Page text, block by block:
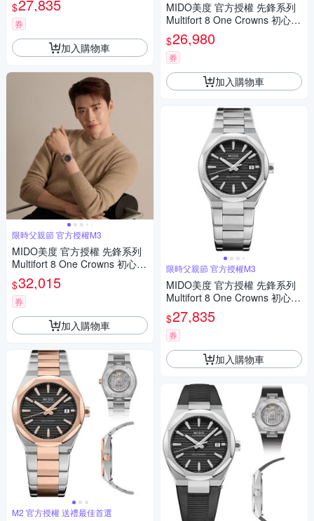
父親節 禮物 推薦 40mm/M055
5071104100
$27,835
券
加入購物車
限時父親節 官方授權M3
MIDO美度 官方授權 先鋒系列
Multifort 8 One Crowns 初心不
變 李鍾碩 八角錶圈 機械腕錶
父親節 禮物 推薦 40mm/M055
5072205100
$32,015
券
加入購物車
M2 官方授權 送禮最佳首選
MIDO美度 官方授權 先鋒系列
Multifort 8 One Crowns 初心不
變 李鍾碩 八角錶圈 機械腕錶
父親節 禮物 推薦 40mm/M055
5071705100
$26,980
券
加入購物車
限時父親節 官方授權M3
MIDO美度 官方授權 先鋒系列
Multifort 8 One Crowns 初心不
變 李鍾碩 八角錶圈 機械腕錶
父親節 禮物 推薦 40mm/M055
5071105100
$27,835
券
加入購物車